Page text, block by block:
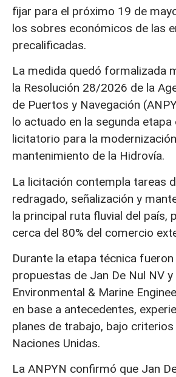
fijar para el próximo 19 de
los sobres económicos de las
precalificadas.
La medida quedó formalizada
la Resolución 28/2026 de la
de Puertos y Navegación
lo actuado en la segunda
licitatorio para la
mantenimiento de la Hidrovía.
La licitación contempla tareas
redragado, señalización y
la principal ruta fluvial del país,
cerca del 80% del comercio
Durante la etapa técnica fueron
propuestas de Jan De Nul NV y
Environmental & Marine
en base a antecedentes,
planes de trabajo, bajo
Naciones Unidas.
La ANPYN confirmó que Jan